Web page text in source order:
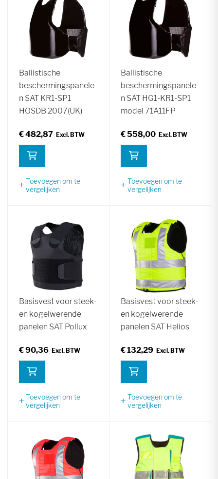
Ballistische
beschermingspanele
n SAT KR1-SP1
HOSDB 2007(UK)
€ 482,87
Toevoegen om te
vergelijken
Ballistische
beschermingspanele
n SAT HG1-KR1-SP1
model 71A11FP
€ 558,00
Toevoegen om te
vergelijken
Basisvest voor steek-
en kogelwerende
panelen SAT Pollux
€ 90,36
Toevoegen om te
vergelijken
Basisvest voor steek-
en kogelwerende
panelen SAT Helios
€ 132,29
Toevoegen om te
vergelijken